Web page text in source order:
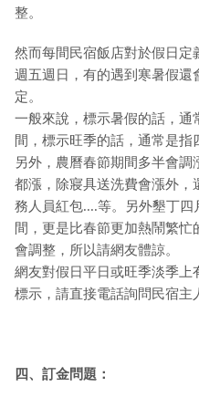
整。
然而每間民宿飯店對於假日定
週五週日，有的遇到寒暑假還
定。
一般來說，標示暑假的話，通
間，標示旺季的話，通常是指
另外，農曆春節期間多半會
都漲，除寢具送洗費會漲外
務人員紅包....等。另外墾丁
間，更是比春節更加熱鬧繁
會調整，所以請網友體諒。
網友對假日平日或旺季淡季上
標示，請直接電話詢問民宿主
四、訂金問題：